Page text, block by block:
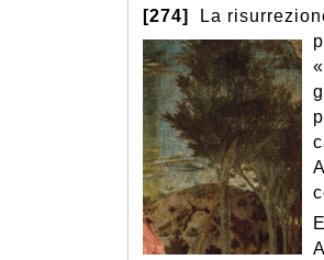
[274]
La